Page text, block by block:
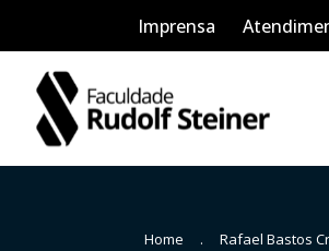
Imprensa
Home Rafael Bastos